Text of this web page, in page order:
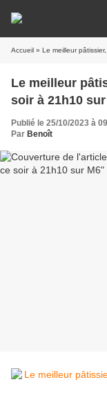
Accueil » Le meilleur
Le meilleur
soir à 21h10
Publié le 25/10/2023 à
Par Benoît